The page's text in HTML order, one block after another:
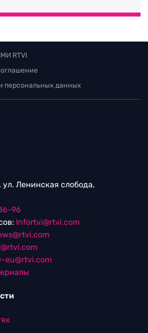
RTVI
персональных данных
ул. Ленинская слобода,
96
Infortvi@rtvi.com
eu@rtvi.com